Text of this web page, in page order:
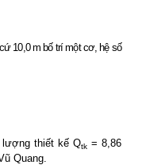
cứ 10,0 m bố trí một cơ, hệ số
thiết kế Qtk= 8,86
Quang.